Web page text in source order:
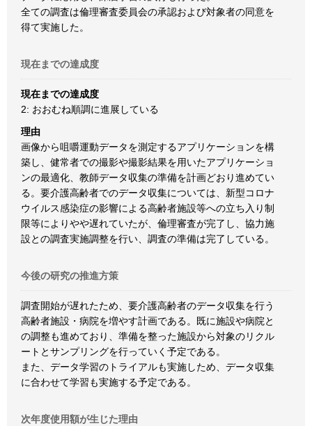
全ての調査は倫理審査委員会の承認および対象者の同意を
得て実施した。
現在までの達成度
現在までの達成度
2: おおむね順調に進展している
理由
画像から咀嚼運動データを測定するアプリケーションを構
築し、健常者での撮影や撮影結果を用いたアプリケーショ
ンの最適化、教師データ収集の準備を計画どおり進めてい
る。要介護高齢者でのデータ収集については、新型コロナ
ウイルス感染症の影響による高齢者施設等への立ち入り制
限等によりやや遅れていたが、倫理審査が完了し、協力施
設との調査実施調整を行い、調査の準備は完了している。
今後の研究の推進方策
調査開始が遅れたため、要介護高齢者のデータ収集を行う
高齢者施設・病院を増やす計画である。既に施設や病院と
の調整も進めており、準備を整った施設から対象のリクル
ートとサンプリングを行っていく予定である。
また、データ学習のトライアルも実施しため、データ収集
に合わせて学習も実施する予定である。
次年度使用額が生じた理由